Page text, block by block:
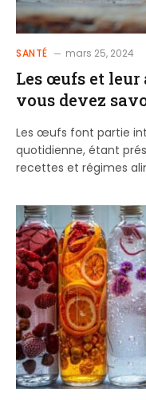
SANTÉ mars 25, 2024
Les œufs et leur
vous devez
Les œufs font partie
quotidienne, étant
recettes et régimes